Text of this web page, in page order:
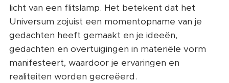
licht van een flitslamp. Het betekent dat het
Universum zojuist een momentopname van je
gedachten heeft gemaakt en je ideeën,
gedachten en overtuigingen in materiële vorm
manifesteert, waardoor je ervaringen en
realiteiten worden gecreëerd.